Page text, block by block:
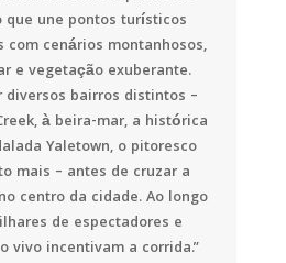
que une pontos turísticos
com cenários montanhosos,
e vegetação exuberante.
diversos bairros distintos –
à beira-mar, a histórica
Yaletown, o pitoresco
mais – antes de cruzar a
centro da cidade. Ao longo
de espectadores e
vivo incentivam a corrida.”